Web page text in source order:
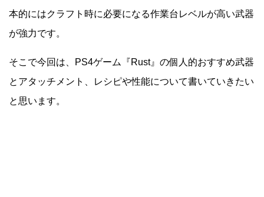
本的にはクラフト時に必要になる作業台レベルが高い武器
が強力です。
そこで今回は、PS4ゲーム『Rust』の個人的おすすめ武器
とアタッチメント、レシピや性能について書いていきたい
と思います。